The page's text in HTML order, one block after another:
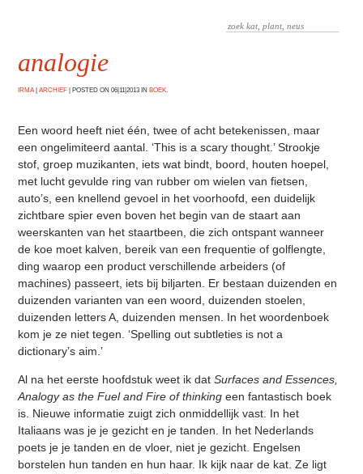
analogie
IRMA|ARCHIEF POSTED ON 06|11|2013 IN BOEK.
Een woord heeft niet één, twee of acht betekenissen, maar
een ongelimiteerd aantal. ‘This is a scary thought.’ Strookje
stof, groep muzikanten, iets wat bindt, boord, houten hoepel,
met lucht gevulde ring van rubber om wielen van fietsen,
auto’s, een knellend gevoel in het voorhoofd, een duidelijk
zichtbare spier even boven het begin van de staart aan
weerskanten van het staartbeen, die zich ontspant wanneer
de koe moet kalven, bereik van een frequentie of golflengte,
ding waarop een product verschillende arbeiders (of
machines) passeert, iets bij biljarten. Er bestaan duizenden en
duizenden varianten van een woord, duizenden stoelen,
duizenden letters A, duizenden mensen. In het woordenboek
kom je ze niet tegen. ‘Spelling out subtleties is not a
dictionary’s aim.’
Al na het eerste hoofdstuk weet ik datSurfaces and Essences,
Analogy as the Fuel and Fire of thinking een fantastisch boek
is. Nieuwe informatie zuigt zich onmiddellijk vast. In het
Italiaans was je je gezicht en je tanden. In het Nederlands
poets je je tanden en de vloer, niet je gezicht. Engelsen
borstelen hun tanden en hun haar. Ik kijk naar de kat. Ze ligt